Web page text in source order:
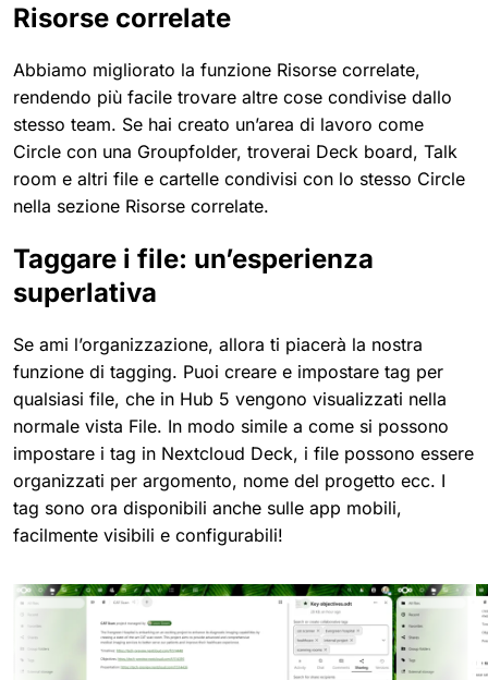
Risorse correlate
Abbiamo migliorato la funzione Risorse correlate,
rendendo più facile trovare altre cose condivise dallo
stesso team. Se hai creato un’area di lavoro come
Circle con una Groupfolder, troverai Deck board, Talk
room e altri file e cartelle condivisi con lo stesso Circle
nella sezione Risorse correlate.
Taggare i file: un’esperienza
superlativa
Se ami l’organizzazione, allora ti piacerà la nostra
funzione di tagging. Puoi creare e impostare tag per
qualsiasi file, che in Hub 5 vengono visualizzati nella
normale vista File. In modo simile a come si possono
impostare i tag in Nextcloud Deck, i file possono essere
organizzati per argomento, nome del progetto ecc. I
tag sono ora disponibili anche sulle app mobili,
facilmente visibili e configurabili!